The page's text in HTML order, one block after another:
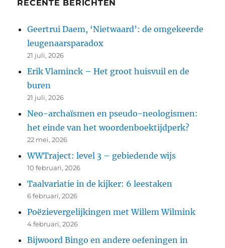
RECENTE BERICHTEN
Geertrui Daem, ‘Nietwaard’: de omgekeerde
leugenaarsparadox
21 juli, 2026
Erik Vlaminck – Het groot huisvuil en de
buren
21 juli, 2026
Neo-archaïsmen en pseudo-neologismen:
het einde van het woordenboektijdperk?
22 mei, 2026
WWTraject: level 3 – gebiedende wijs
10 februari, 2026
Taalvariatie in de kijker: 6 leestaken
6 februari, 2026
Poëzievergelijkingen met Willem Wilmink
4 februari, 2026
Bijwoord Bingo en andere oefeningen in